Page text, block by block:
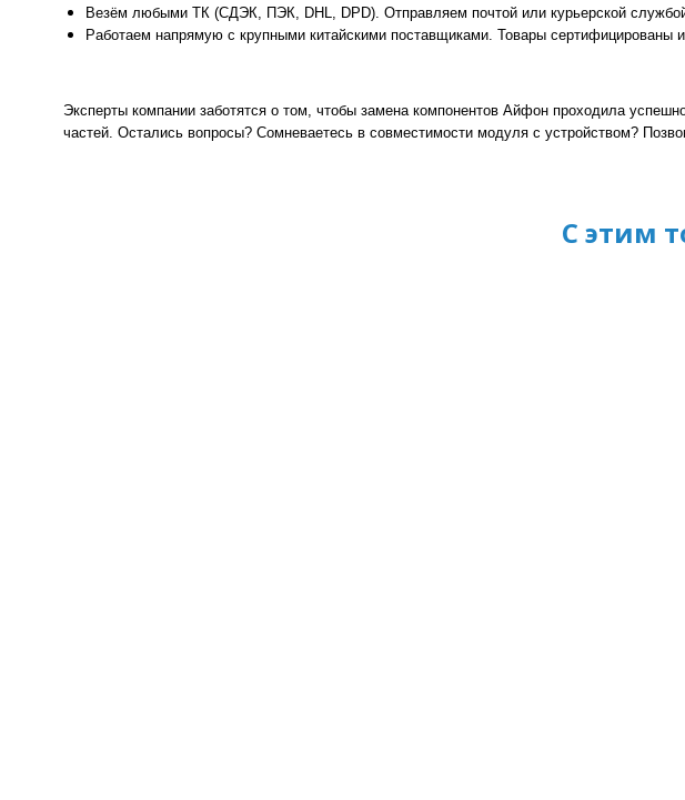
Везём любыми ТК (СДЭК, ПЭК, DHL, DPD). Отправляем почтой или курьерской
Работаем напрямую с крупными китайскими поставщиками. Товары
Эксперты компании заботятся о том, чтобы замена компонентов Айфон проходила
частей. Остались вопросы? Сомневаетесь в совместимости модуля с устройством?
С этим